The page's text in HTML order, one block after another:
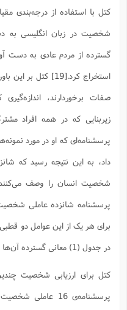
کتل با استفاده از درجه‌بندی
شخصیت در زبان انگلیسی به
گسترده از مردم عادی به دست
استخراج کرد.[19]
کتل بر این باور
صفات برخوردارند،
زیربنایی که در همه افراد
پرسشنامه‌ای که او در مورد
داد، به این نتیجه رسید که
شخصیت انسان را وصف می‌کنند.
پرسشنامه شانزده عاملی
برای هر یک از این عوامل دو
در جدول (1) معانی گسترده آن‌ها را نشان می‌دهد.
کتل برای ارزیابی شخصیت